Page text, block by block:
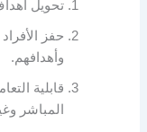
تحويل
حفز
وأهدافهم.
قابلية
المباشر